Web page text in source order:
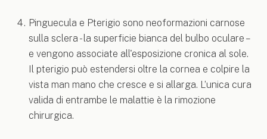
Pinguecula e Pterigio sono neoformazioni carnose
sulla sclera - la superficie bianca del bulbo oculare –
e vengono associate all'esposizione cronica al sole.
Il pterigio può estendersi oltre la cornea e colpire la
vista man mano che cresce e si allarga. L’unica cura
valida di entrambe le malattie è la rimozione
chirurgica.